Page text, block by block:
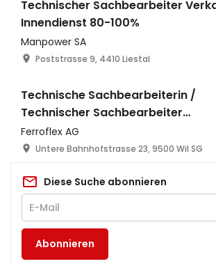
Technischer Sachbearbeiter
Innendienst 80-100%
Manpower SA
Poststrasse 9, 4410 Liestal
Technische Sachbearbeiterin /
Technischer Sachbearbeiter
Sicherheitstechnik (80-100%)
Ferroflex AG
Untere Bahnhofstrasse 23, 9500 Wil SG
Diese Suche abonnieren
Abonnieren